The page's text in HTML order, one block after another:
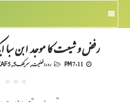
رفض و شیعت کا موجد ابن سبا
7:11 PM رد رافضیت,سربکف5 ,
5